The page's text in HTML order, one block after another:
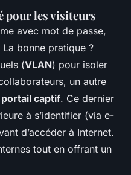
pour les visiteurs
avec mot de passe,
bonne pratique ?
(VLAN) pour isoler
un autre
portail captif. Ce dernier
à s’identifier (via e-
d’accéder à Internet.
tout en offrant un